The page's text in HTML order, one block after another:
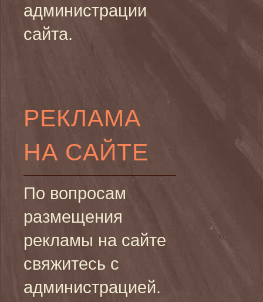
администрации
сайта.
РЕКЛАМА
НА САЙТЕ
По вопросам
размещения
рекламы на сайте
свяжитесь с
администрацией.